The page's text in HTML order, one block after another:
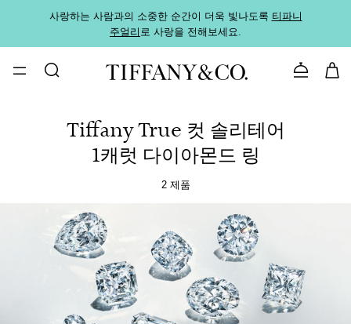
사랑하는 사람과의 소중한 순간이 더욱 빛나도록 티파니
주얼리로 사랑을 전해보세요.
문의하기
Tiffany True 컷 솔리테어
1캐럿 다이아몬드 링
2 제품